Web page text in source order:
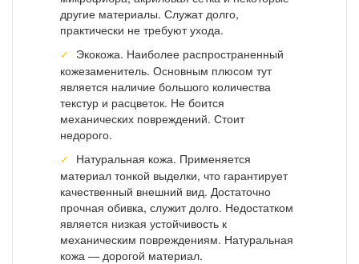
другие материалы. Служат долго,
практически не требуют ухода.
Экокожа. Наиболее распространенный
кожезаменитель. Основным плюсом тут
является наличие большого количества
текстур и расцветок. Не боится
механических повреждений. Стоит
недорого.
Натуральная кожа. Применяется
материал тонкой выделки, что гарантирует
качественный внешний вид. Достаточно
прочная обивка, служит долго. Недостатком
является низкая устойчивость к
механическим повреждениям. Натуральная
кожа — дорогой материал.